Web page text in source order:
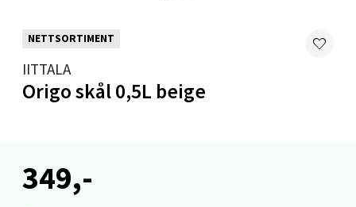
NETTSORTIMENT
IITTALA
Origo skål 0,5L beige
349,-
Skarvøyveien 55, 4517 Mandal
Åpent i dag 10-20